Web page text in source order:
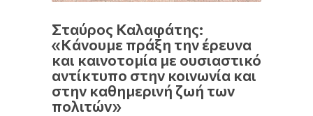
Σταύρος Καλαφάτης:
«Kάνουμε πράξη την έρευνα
και καινοτομία με ουσιαστικό
αντίκτυπο στην κοινωνία και
στην καθημερινή ζωή των
πολιτών»